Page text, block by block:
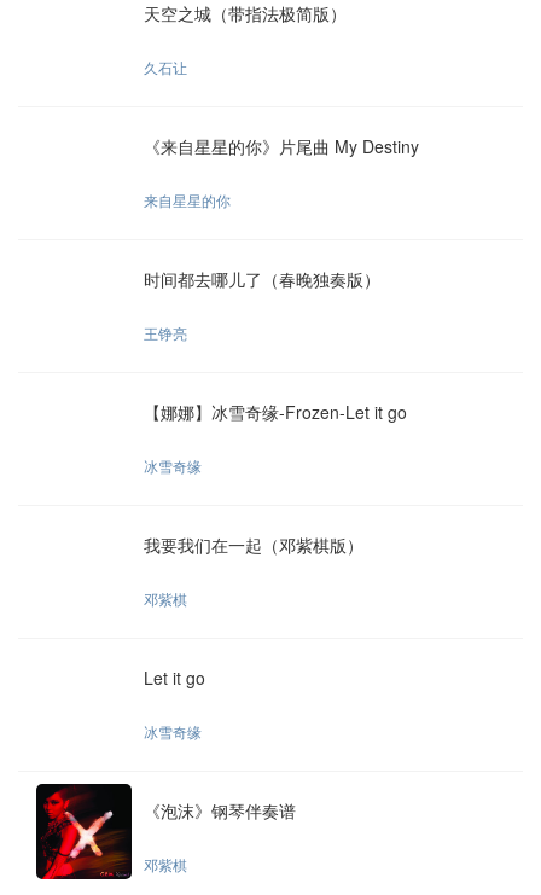
天空之城（带指法极简版）
久石让
《来自星星的你》片尾曲 My Destiny
来自星星的你
时间都去哪儿了（春晚独奏版）
王铮亮
【娜娜】冰雪奇缘-Frozen-Let it go
冰雪奇缘
我要我们在一起（邓紫棋版）
邓紫棋
Let it go
冰雪奇缘
《泡沫》钢琴伴奏谱
邓紫棋